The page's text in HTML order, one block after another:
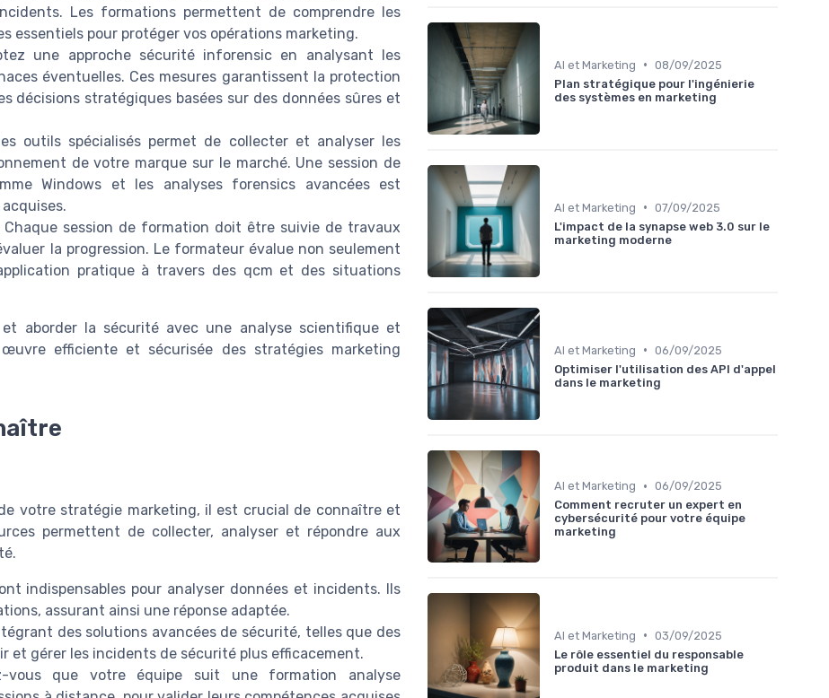
Les formations permettent de comprendre les
essentiels pour protéger vos opérations marketing.
une approche sécurité inforensic en analysant les
éventuelles. Ces mesures garantissent la protection
décisions stratégiques basées sur des données sûres et
outils spécialisés permet de collecter et analyser les
de votre marque sur le marché. Une session de
Windows et les analyses forensics avancées est
Chaque session de formation doit être suivie de travaux
la progression. Le formateur évalue non seulement
pratique à travers des qcm et des situations
aborder la sécurité avec une analyse scientifique et
efficiente et sécurisée des stratégies marketing
votre stratégie marketing, il est crucial de connaître et
permettent de collecter, analyser et répondre aux
indispensables pour analyser données et incidents. Ils
assurant ainsi une réponse adaptée.
des solutions avancées de sécurité, telles que des
et gérer les incidents de sécurité plus efficacement.
vous que votre équipe suit une formation analyse
AI et Marketing • 08/09/2025
Plan stratégique pour l'ingénierie
des systèmes en marketing
AI et Marketing • 07/09/2025
L'impact de la synapse web 3.0 sur le
marketing moderne
AI et Marketing • 06/09/2025
Optimiser l'utilisation des API d'appel
dans le marketing
AI et Marketing • 06/09/2025
Comment recruter un expert en
cybersécurité pour votre équipe
marketing
AI et Marketing • 03/09/2025
Le rôle essentiel du responsable
produit dans le marketing